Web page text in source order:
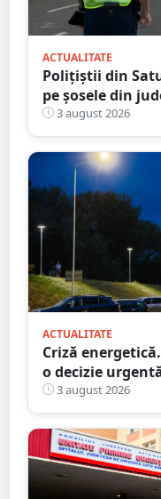
ACTUALITATE
Polițiștii din
pe șosele din
3 august 2026
ACTUALITATE
Criză
o decizie
3 august 2026